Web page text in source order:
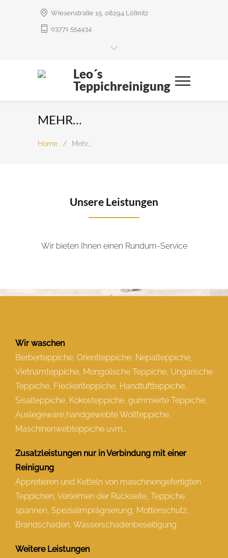
Wiesenstraße 15, 08294 Lößnitz
03771 554434
Leo´s
Teppichreinigung
MEHR…
Home / Mehr…
Unsere Leistungen
Wir bieten Ihnen einen Rundum-Service
Wir waschen
Berberteppiche, Orientteppiche, Nepalteppiche,
Vietnamteppiche, Mongolische Teppiche, Ungarische
Teppiche, Fleckerlteppiche, Handtuftteppiche,
Sisalteppiche, Kokosteppiche, gummierte Teppiche,
Auslegeware,handgewebte Wollteppiche,
Maschinenwebteppiche uvm…
Zusatzleistungen nur in Verbindung mit einer
Reinigung
Appretieren und Ketteln von maschinengefertigten
Teppichen, Verleimen der Rückseite, Teppiche
spannen, Spezialimprägnierung, Mottenschutz,
Brandschaden, Wasserschadenbeseitigung
Weitere Leistungen